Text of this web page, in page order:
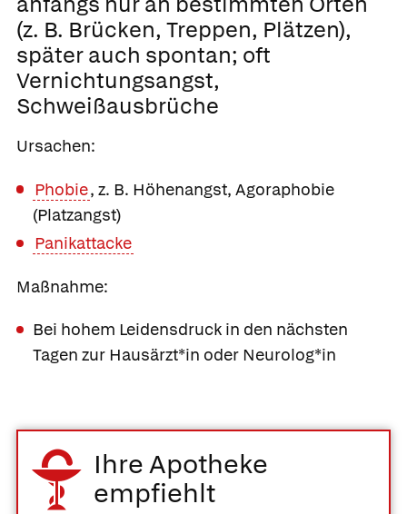
(z. B. Brücken, Treppen, Plätzen),
später auch spontan; oft
Vernichtungsangst,
Schweißausbrüche
Ursachen:
Phobie, z. B. Höhenangst, Agoraphobie
(Platzangst)
Panikattacke
Maßnahme:
Bei hohem Leidensdruck in den nächsten
Tagen zur Hausärzt*in oder Neurolog*in
Ihre Apotheke
empfiehlt